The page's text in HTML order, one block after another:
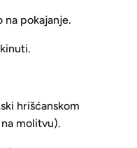
na pokajanje.
hrišćanskom
molitvu).